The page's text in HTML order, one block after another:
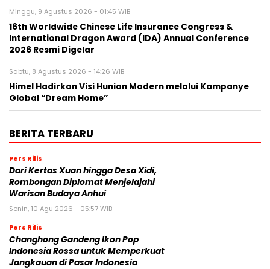
Minggu, 9 Agustus 2026 - 01:45 WIB
16th Worldwide Chinese Life Insurance Congress &
International Dragon Award (IDA) Annual Conference
2026 Resmi Digelar
Sabtu, 8 Agustus 2026 - 14:26 WIB
Himel Hadirkan Visi Hunian Modern melalui Kampanye
Global “Dream Home”
BERITA TERBARU
Pers Rilis
Dari Kertas Xuan hingga Desa Xidi,
Rombongan Diplomat Menjelajahi
Warisan Budaya Anhui
Senin, 10 Agu 2026 - 05:57 WIB
Pers Rilis
Changhong Gandeng Ikon Pop
Indonesia Rossa untuk Memperkuat
Jangkauan di Pasar Indonesia